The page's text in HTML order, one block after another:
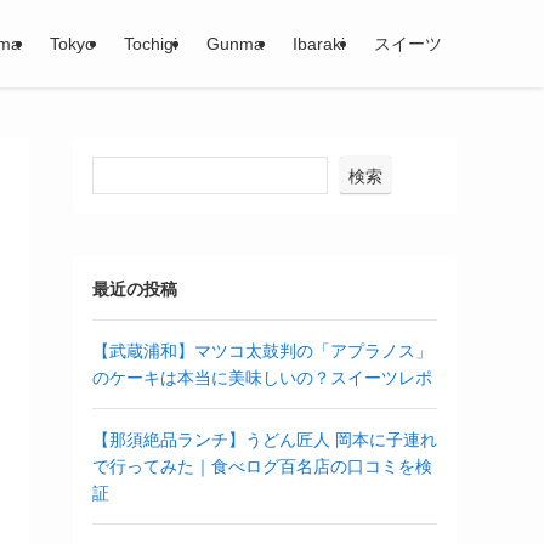
Tokyo Tochigi Gunma Ibaraki スイーツ
検索
最近の投稿
【武蔵浦和】マツコ太鼓判の「アプラノス」
のケーキは本当に美味しいの？スイーツレポ
【那須絶品ランチ】うどん匠人 岡本に子連れ
で行ってみた｜食べログ百名店の口コミを検
証